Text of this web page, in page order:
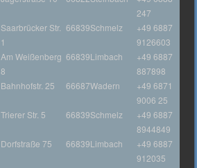
247
Saarbrücker Str.
1
66839Schmelz
+49 6887
9126603
Am Weißenberg
8
66839Limbach
+49 6887
887898
Bahnhofstr. 25 66687Wadern
+49 6871
9006 25
Trierer Str. 5 66839Schmelz
+49 6887
8944849
Dorfstraße 75 66839Limbach
+49 6887
912035